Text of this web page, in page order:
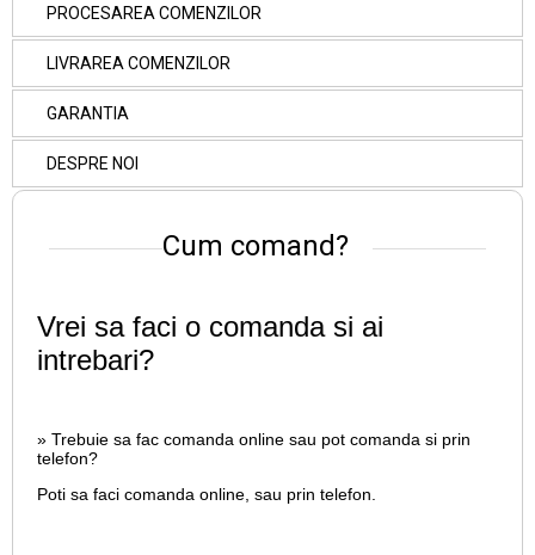
PROCESAREA COMENZILOR
LIVRAREA COMENZILOR
GARANTIA
DESPRE NOI
Cum comand?
Vrei sa faci o comanda si ai
intrebari?
» Trebuie sa fac comanda online sau pot comanda si prin
telefon?
Poti sa faci comanda online, sau prin telefon.